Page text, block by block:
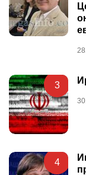
3
4